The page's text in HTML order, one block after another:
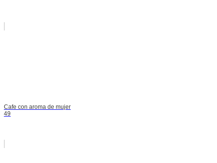
Cafe con aroma de mujer
49